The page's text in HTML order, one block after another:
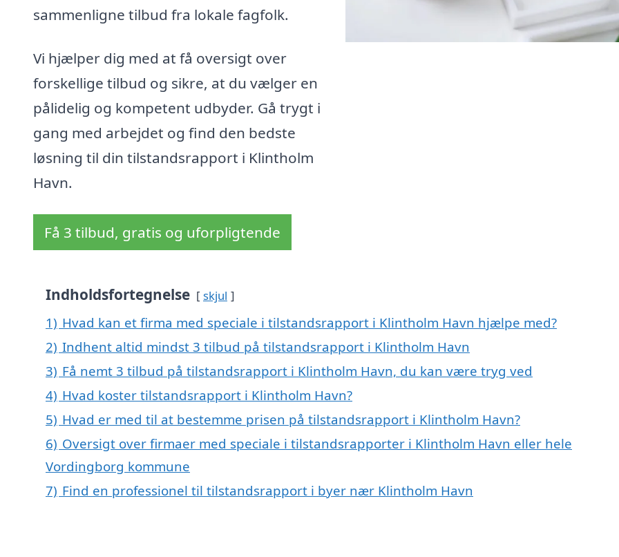
sammenligne tilbud fra lokale fagfolk.
Vi hjælper dig med at få oversigt over
forskellige tilbud og sikre, at du vælger en
pålidelig og kompetent udbyder. Gå trygt i
gang med arbejdet og find den bedste
løsning til din tilstandsrapport i Klintholm
Havn.
Få 3 tilbud, gratis og uforpligtende
Indholdsfortegnelse skjul
1) Hvad kan et firma med speciale i tilstandsrapport i Klintholm Havn hjælpe med?
2) Indhent altid mindst 3 tilbud på tilstandsrapport i Klintholm Havn
3) Få nemt 3 tilbud på tilstandsrapport i Klintholm Havn, du kan være tryg ved
4) Hvad koster tilstandsrapport i Klintholm Havn?
5) Hvad er med til at bestemme prisen på tilstandsrapport i Klintholm Havn?
6) Oversigt over firmaer med speciale i tilstandsrapporter i Klintholm Havn eller hele
Vordingborg kommune
7) Find en professionel til tilstandsrapport i byer nær Klintholm Havn